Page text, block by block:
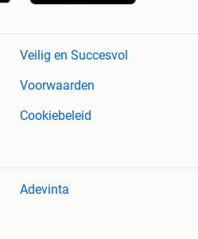
Veilig en Succesvol
Voorwaarden
Cookiebeleid
Adevinta